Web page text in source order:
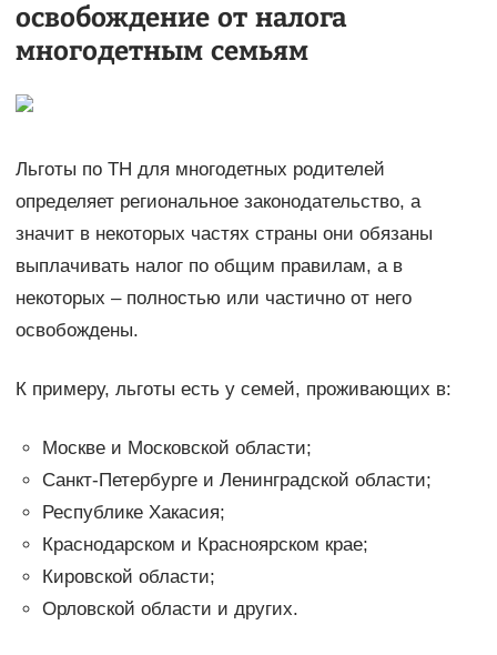
освобождение от налога
многодетным семьям
Льготы по ТН для многодетных родителей
определяет региональное законодательство, а
значит в некоторых частях страны они обязаны
выплачивать налог по общим правилам, а в
некоторых – полностью или частично от него
освобождены.
К примеру, льготы есть у семей, проживающих в:
Москве и Московской области;
Санкт-Петербурге и Ленинградской области;
Республике Хакасия;
Краснодарском и Красноярском крае;
Кировской области;
Орловской области и других.